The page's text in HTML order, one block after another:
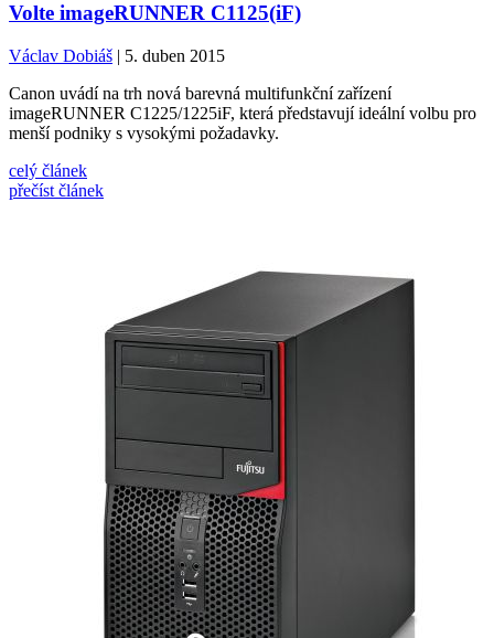
Volte imageRUNNER C1125(iF)
Václav Dobiáš | 5. duben 2015
Canon uvádí na trh nová barevná multifunkční zařízení
imageRUNNER C1225/1225iF, která představují ideální volbu pro
menší podniky s vysokými požadavky.
celý článek
přečíst článek